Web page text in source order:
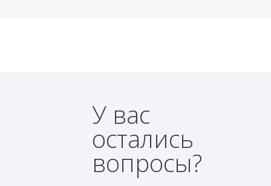
У вас
остались
вопросы?